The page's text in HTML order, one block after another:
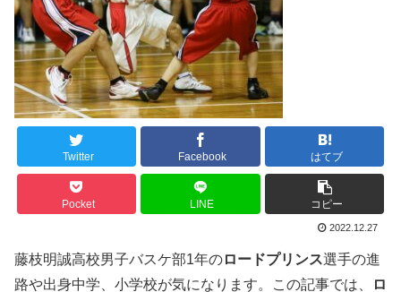
Twitter Facebook はてブ
Pocket LINE コピー
2022.12.27
藤枝明誠高校男子バスケ部1年のロードプリンス選手の進
路や出身中学、小学校が気になります。この記事では、
ロ